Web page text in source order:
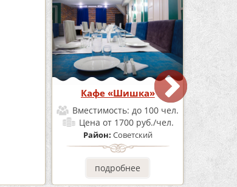
Кафе «Шишка»
Вместимость: до 100 чел.
Цена от 1700 руб./чел.
Район: Советский
подробнее